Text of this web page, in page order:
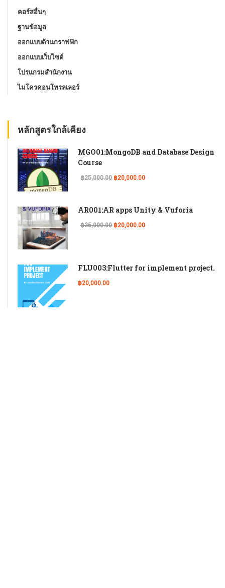
คอร์สอื่นๆ
ฐานข้อมูล
ออกแบบด้านกราฟฟิก
ออกแบบเว็บไซต์
โปรแกรมสํานักงาน
ไมโครคอนโทรลเลอร์
หลักสูตรใกล้เคียง
MGO01:MongoDB and Database Design
Course
฿25,000.00 ฿20,000.00
AR001:AR apps Unity & Vuforia
฿25,000.00 ฿20,000.00
FLU003:Flutter for implement project.
฿20,000.00